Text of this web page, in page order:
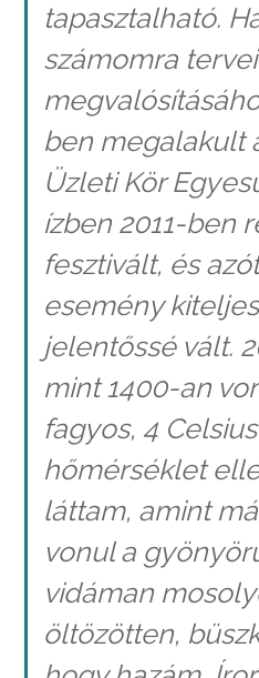
tapasztalható.
számomra
ben megalakult
Üzleti Kör
ízben 2011-ben
fesztivált, és
esemény
jelentőssé vált.
mint 1400-an
fagyos, 4
hőmérséklet
láttam, amint
vonul a
vidáman
öltözötten,